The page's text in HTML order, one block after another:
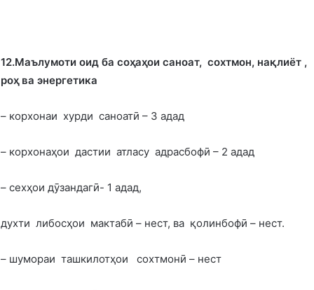
12.Маълумоти оид ба соҳаҳои саноат, сохтмон, нақлиёт ,
роҳва энергетика
– корхонаи хурди саноатӣ – 3 адад
– корхонаҳои дастии атласу адрасбофӣ – 2 адад
– сехҳои дӯзандагӣ- 1 адад,
духти либосҳои мактабӣ – нест, ва қолинбофӣ – нест.
– шумораи ташкилотҳои сохтмонӣ – нест